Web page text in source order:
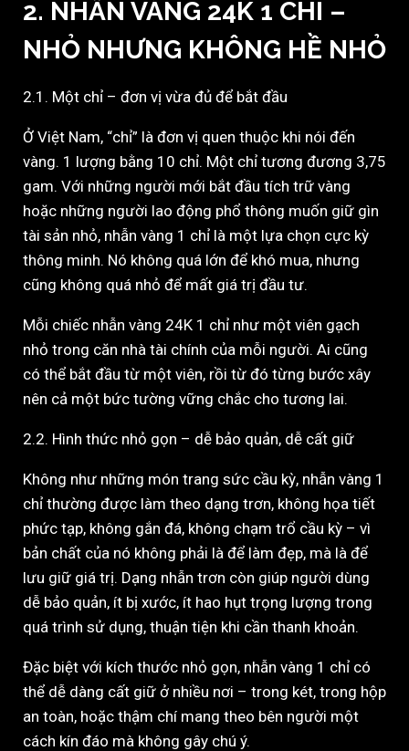
2. NHẪN VÀNG 24K 1 CHỈ –
NHỎ NHƯNG KHÔNG HỀ NHỎ
2.1. Một chỉ – đơn vị vừa đủ để bắt đầu
Ở Việt Nam, “chỉ” là đơn vị quen thuộc khi nói đến
vàng. 1 lượng bằng 10 chỉ. Một chỉ tương đương 3,75
gam. Với những người mới bắt đầu tích trữ vàng
hoặc những người lao động phổ thông muốn giữ gìn
tài sản nhỏ, nhẫn vàng 1 chỉ là một lựa chọn cực kỳ
thông minh. Nó không quá lớn để khó mua, nhưng
cũng không quá nhỏ để mất giá trị đầu tư.
Mỗi chiếc nhẫn vàng 24K 1 chỉ như một viên gạch
nhỏ trong căn nhà tài chính của mỗi người. Ai cũng
có thể bắt đầu từ một viên, rồi từ đó từng bước xây
nên cả một bức tường vững chắc cho tương lai.
2.2. Hình thức nhỏ gọn – dễ bảo quản, dễ cất giữ
Không như những món trang sức cầu kỳ, nhẫn vàng 1
chỉ thường được làm theo dạng trơn, không họa tiết
phức tạp, không gắn đá, không chạm trổ cầu kỳ – vì
bản chất của nó không phải là để làm đẹp, mà là để
lưu giữ giá trị. Dạng nhẫn trơn còn giúp người dùng
dễ bảo quản, ít bị xước, ít hao hụt trọng lượng trong
quá trình sử dụng, thuận tiện khi cần thanh khoản.
Đặc biệt với kích thước nhỏ gọn, nhẫn vàng 1 chỉ có
thể dễ dàng cất giữ ở nhiều nơi – trong két, trong hộp
an toàn, hoặc thậm chí mang theo bên người một
cách kín đáo mà không gây chú ý.